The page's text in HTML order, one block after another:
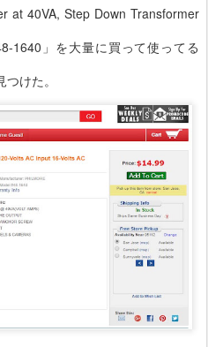
at 40VA, Step Down Transformer
1640」を大量に買って使ってる
けた。